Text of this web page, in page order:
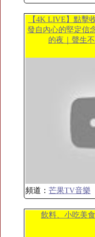
【4K LIVE】點擊
發自內心的堅定信
的夜｜聲生
頻道： 芒果TV音樂
飲料、小吃美